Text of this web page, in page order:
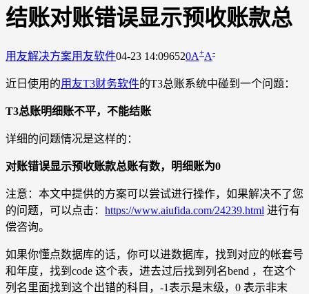
结账对账错误显示预收账款总
用友解决方案用友软件04-23 14:096520A+A-
近日使用的用友T3财务软件的T3总账系统中碰到一个问题：
T3总账明细账不平，不能结账
详细的问题情况是这样的：
对账错误显示预收账款总账有数，明细账为0
注意：本文中提供的方案可以尝试进行操作，如果解决不了您
的问题，可以点击： https://www.aiufida.com/24239.html 进行有
偿咨询。
如果你懂点数据库的话，你可以进数据库，找到对应的帐套号
和年度，找到code 这个表，进去过后找到列名bend ，在这个
列名里面找到这个出错的科目，-1表示是末级，0 表示非末